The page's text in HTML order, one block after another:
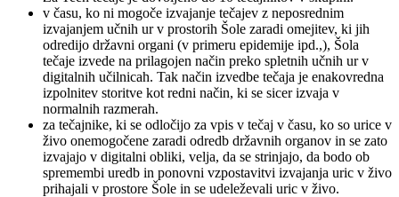
v času, ko ni mogoče izvajanje tečajev z neposrednim
izvajanjem učnih ur v prostorih Šole zaradi omejitev, ki jih
odredijo državni organi (v primeru epidemije ipd.,), Šola
tečaje izvede na prilagojen način preko spletnih učnih ur v
digitalnih učilnicah. Tak način izvedbe tečaja je enakovredna
izpolnitev storitve kot redni način, ki se sicer izvaja v
normalnih razmerah.
za tečajnike, ki se odločijo za vpis v tečaj v času, ko so urice v
živo onemogočene zaradi odredb državnih organov in se zato
izvajajo v digitalni obliki, velja, da se strinjajo, da bodo ob
spremembi uredb in ponovni vzpostavitvi izvajanja uric v živo
prihajali v prostore Šole in se udeleževali uric v živo.